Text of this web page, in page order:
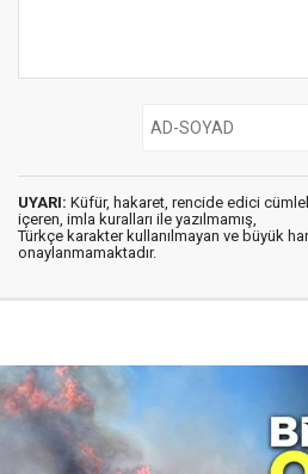
UYARI: Küfür, hakaret, rencide edici
içeren, imla kuralları ile yazılmamış,
Türkçe karakter kullanılmayan ve büyük
onaylanmamaktadır.